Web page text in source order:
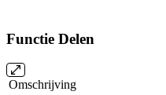
Functie Delen
Omschrijving